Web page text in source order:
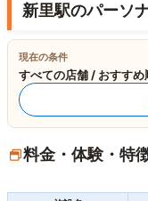
新里駅のパーソ
現在の条件
すべての店舗 / おすすめ
料金・体験・特